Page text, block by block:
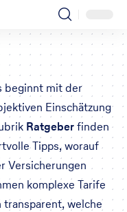
beginnt mit der
Einschätzung
Ratgeberfinden
Tipps, worauf
Versicherungen
komplexe Tarife
welche